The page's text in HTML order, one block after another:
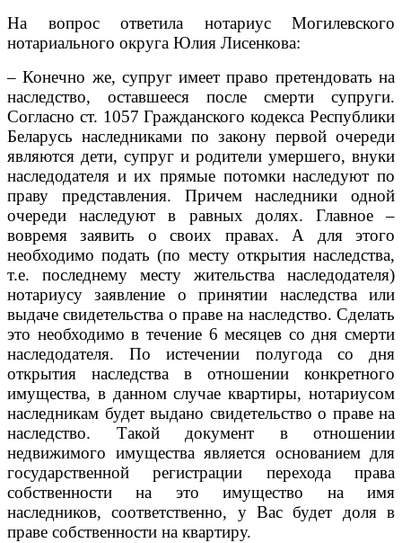
На вопрос ответила нотариус Могилевского
нотариального округа Юлия Лисенкова:
– Конечно же, супруг имеет право претендовать на
наследство, оставшееся после смерти супруги.
Согласно ст. 1057 Гражданского кодекса Республики
Беларусь наследниками по закону первой очереди
являются дети, супруг и родители умершего, внуки
наследодателя и их прямые потомки наследуют по
праву представления. Причем наследники одной
очереди наследуют в равных долях. Главное –
вовремя заявить о своих правах. А для этого
необходимо подать (по месту открытия наследства,
т.е. последнему месту жительства наследодателя)
нотариусу заявление о принятии наследства или
выдаче свидетельства о праве на наследство. Сделать
это необходимо в течение 6 месяцев со дня смерти
наследодателя. По истечении полугода со дня
открытия наследства в отношении конкретного
имущества, в данном случае квартиры, нотариусом
наследникам будет выдано свидетельство о праве на
наследство. Такой документ в отношении
недвижимого имущества является основанием для
государственной регистрации перехода права
собственности на это имущество на имя
наследников, соответственно, у Вас будет доля в
праве собственности на квартиру.